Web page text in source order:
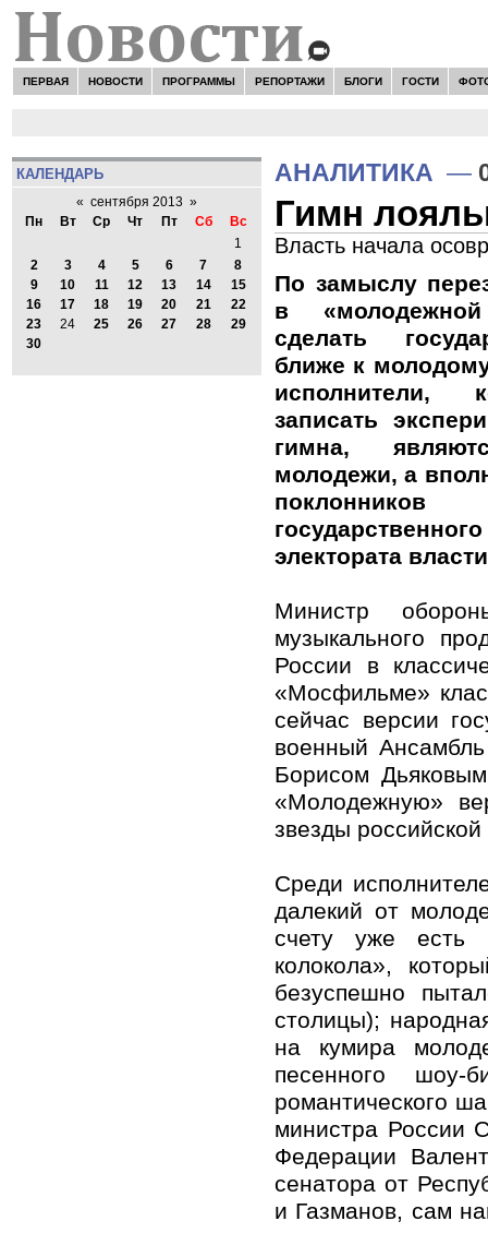
ПЕРВАЯ НОВОСТИ ПРОГРАММЫ РЕПОРТАЖИ БЛОГИ ГОСТИ
КАЛЕНДАРЬ
« сентября 2013 »
Пн
Вт Ср Чт Пт Сб
Вс
1
2
3 4 5 6 7
8
9
10 11 12 13 14
15
16
17 18 19 20 21
22
23
24 25 26 27 28
29
30
АНАЛИТИКА —
Гимн
Власть начала
По замыслу
в
сделать
ближе к
исполнители,
записать
гимна,
молодежи, а
электората
Министр
музыкального
России в
«Мосфильме»
сейчас версии
военный
Борисом
«Молодежную»
звезды
Среди
далекий от
счету уже есть
колокола»,
безуспешно
столицы);
на кумира
песенного шоу-
романтического
министра России
Федерации
сенатора от
и Газманов, сам